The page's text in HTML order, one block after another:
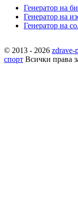
Генератор на
Генератор на
Генератор на
© 2013 - 2026 zdrave-
спорт Всички права